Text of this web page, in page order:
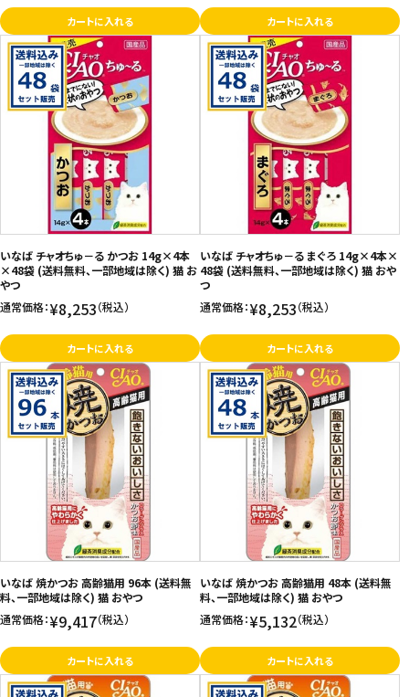
利用規約
会社概要
カートに入れる カートに入れる
いなば チャオちゅ－る かつお 14g×4本
×48袋 (送料無料、一部地域は除く) 猫 お
やつ
通常価格：¥8,253（税込）
カートに入れる
いなば チャオちゅ－る まぐろ 14g×4本×
48袋 (送料無料、一部地域は除く) 猫 おや
つ
通常価格：¥8,253（税込）
カートに入れる
いなば 焼かつお 高齢猫用 96本 (送料無
料、一部地域は除く) 猫 おやつ
通常価格：¥9,417（税込）
カートに入れる
いなば 焼かつお 高齢猫用 48本 (送料無
料、一部地域は除く) 猫 おやつ
通常価格：¥5,132（税込）
カートに入れる